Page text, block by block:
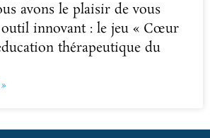
avons le plaisir de vous
innovant : le jeu « Cœur
thérapeutique du